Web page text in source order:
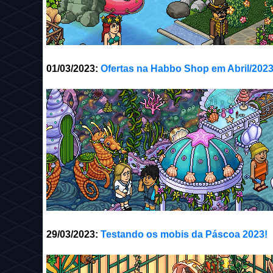
01/03/2023: Ofertas na Habbo Shop em Abril/
29/03/2023: Testando os mobis da Páscoa 2023!